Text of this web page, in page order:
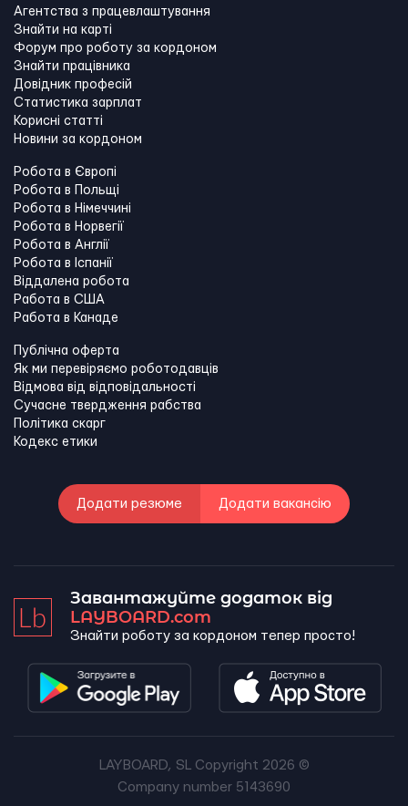
Агентства з працевлаштування
Знайти на карті
Форум про роботу за кордоном
Знайти працівника
Довідник професій
Статистика зарплат
Корисні статті
Новини за кордоном
Робота в Європі
Робота в Польщі
Робота в Німеччині
Робота в Норвегії
Робота в Англії
Робота в Іспанії
Віддалена робота
Работа в США
Работа в Канадe
Публічна оферта
Як ми перевіряємо роботодавців
Відмова від відповідальності
Сучасне твердження рабства
Політика скарг
Кодекс етики
Додати резюме Додати вакансію
Завантажуйте додаток від
LAYBOARD.com
Знайти роботу за кордоном тепер просто!
LAYBOARD, SL Copyright 2026 ©
Company number 5143690